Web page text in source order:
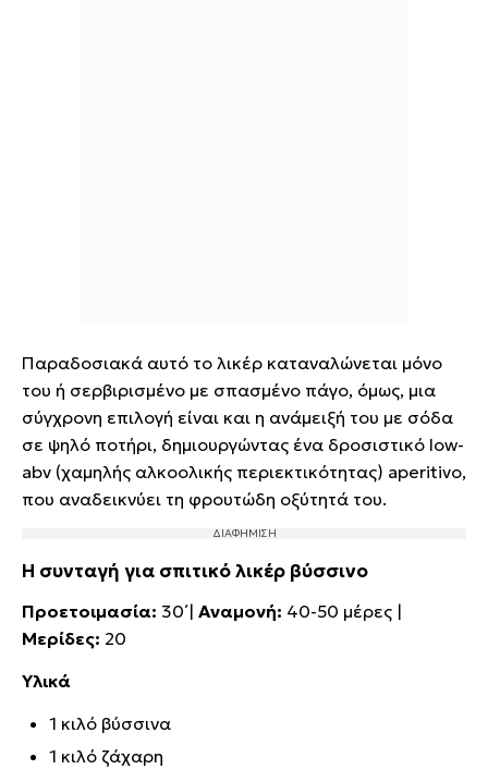
Παραδοσιακά αυτό το λικέρ καταναλώνεται μόνο
του ή σερβιρισμένο με σπασμένο πάγο, όμως, μια
σύγχρονη επιλογή είναι και η ανάμειξή του με σόδα
σε ψηλό ποτήρι, δημιουργώντας ένα δροσιστικό low-
abv (χαμηλής αλκοολικής περιεκτικότητας) aperitivo,
που αναδεικνύει τη φρουτώδη οξύτητά του.
Η συνταγή για σπιτικό λικέρ βύσσινο
Προετοιμασία: 30΄| Αναμονή: 40-50 μέρες |
Μερίδες: 20
Υλικά
1 κιλό βύσσινα
1 κιλό ζάχαρη